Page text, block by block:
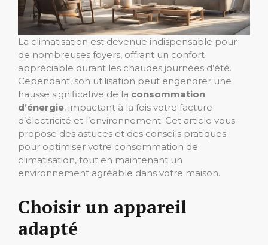
La climatisation est devenue indispensable pour
de nombreuses foyers, offrant un confort
appréciable durant les chaudes journées d’été.
Cependant, son utilisation peut engendrer une
hausse significative de la consommation
d’énergie, impactant à la fois votre facture
d’électricité et l’environnement. Cet article vous
propose des astuces et des conseils pratiques
pour optimiser votre consommation de
climatisation, tout en maintenant un
environnement agréable dans votre maison.
Choisir un appareil
adapté